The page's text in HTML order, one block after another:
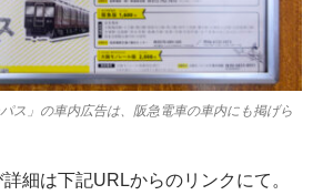
ス」の車内広告は、阪急電車の車内にも掲げら
細は下記URLからのリンクにて。